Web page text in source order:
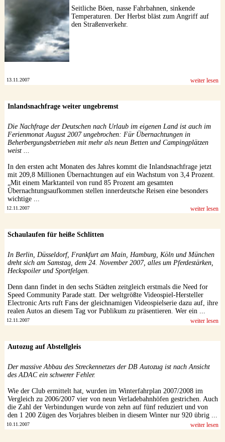
Seitliche Böen, nasse Fahrbahnen, sinkende
Temperaturen. Der Herbst bläst zum Angriff auf
den Straßenverkehr.
13.11.2007 weiter lesen
Inlandsnachfrage weiter ungebremst
Die Nachfrage der Deutschen nach Urlaub im eigenen Land ist auch im
Ferienmonat August 2007 ungebrochen: Für Übernachtungen in
Beherbergungsbetrieben mit mehr als neun Betten und Campingplätzen
weist ...
In den ersten acht Monaten des Jahres kommt die Inlandsnachfrage jetzt
mit 209,8 Millionen Übernachtungen auf ein Wachstum von 3,4 Prozent.
„Mit einem Marktanteil von rund 85 Prozent am gesamten
Übernachtungsaufkommen stellen innerdeutsche Reisen eine besonders
wichtige ...
12.11.2007 weiter lesen
Schaulaufen für heiße Schlitten
In Berlin, Düsseldorf, Frankfurt am Main, Hamburg, Köln und München
dreht sich am Samstag, dem 24. November 2007, alles um Pferdestärken,
Heckspoiler und Sportfelgen.
Denn dann findet in den sechs Städten zeitgleich erstmals die Need for
Speed Community Parade statt. Der weltgrößte Videospiel-Hersteller
Electronic Arts ruft Fans der gleichnamigen Videospielserie dazu auf, ihre
realen Autos an diesem Tag vor Publikum zu präsentieren. Wer ein ...
12.11.2007 weiter lesen
Autozug auf Abstellgleis
Der massive Abbau des Streckennetzes der DB Autozug ist nach Ansicht
des ADAC ein schwerer Fehler.
Wie der Club ermittelt hat, wurden im Winterfahrplan 2007/2008 im
Vergleich zu 2006/2007 vier von neun Verladebahnhöfen gestrichen. Auch
die Zahl der Verbindungen wurde von zehn auf fünf reduziert und von
den 1 200 Zügen des Vorjahres bleiben in diesem Winter nur 920 übrig ...
10.11.2007 weiter lesen